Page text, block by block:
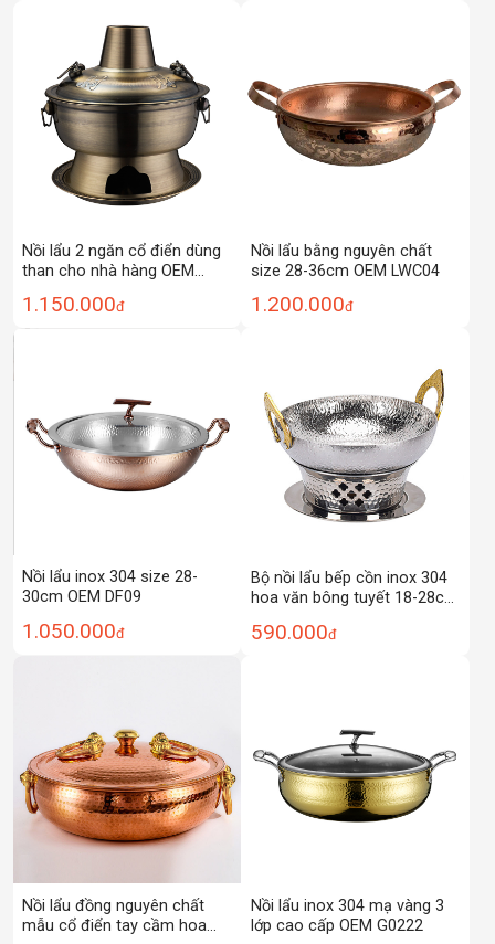
Nồi lẩu 2 ngăn cổ điển dùng
than cho nhà hàng OEM
1.150.000đ
Nồi lẩu bằng nguyên chất
size 28-36cm OEM LWC04
1.200.000đ
Nồi lẩu inox 304 size 28-
30cm OEM DF09
1.050.000đ
Bộ nồi lẩu bếp cồn inox 304
hoa văn bông tuyết 18-28cm
590.000đ
Nồi lẩu đồng nguyên chất
mẫu cổ điển tay cầm hoa
Nồi lẩu inox 304 mạ vàng 3
lớp cao cấp OEM G0222